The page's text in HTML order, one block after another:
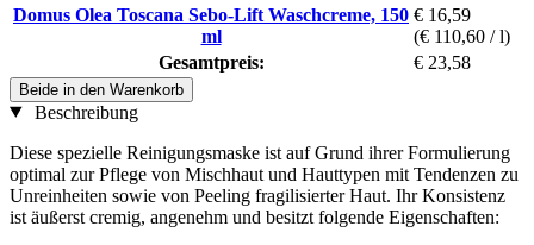
Domus Olea Toscana Sebo-Lift Waschcreme, 150
ml
€ 16,59
(€ 110,60 / l)
Gesamtpreis:
€ 23,58
Beide in den Warenkorb
Beschreibung
Diese spezielle Reinigungsmaske ist auf Grund ihrer Formulierung
optimal zur Pflege von Mischhaut und Hauttypen mit Tendenzen zu
Unreinheiten sowie von Peeling fragilisierter Haut. Ihr Konsistenz
ist äußerst cremig, angenehm und besitzt folgende Eigenschaften: